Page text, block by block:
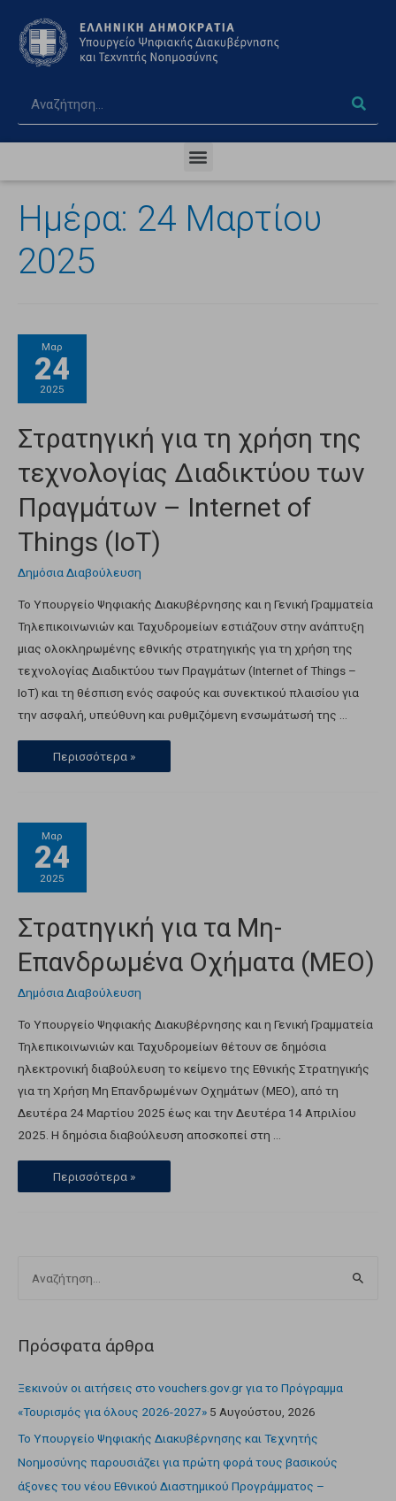
Ημέρα: 24 Μαρτίου
2025
Μαρ
24
2025
Στρατηγική για τη χρήση της
τεχνολογίας Διαδικτύου των
Πραγμάτων – Internet of
Things (IoT)
Δημόσια Διαβούλευση
Το Υπουργείο Ψηφιακής Διακυβέρνησης και η Γενική Γραμματεία
Τηλεπικοινωνιών και Ταχυδρομείων εστιάζουν στην ανάπτυξη
μιας ολοκληρωμένης εθνικής στρατηγικής για τη χρήση της
τεχνολογίας Διαδικτύου των Πραγμάτων (Internet of Things –
IoT) και τη θέσπιση ενός σαφούς και συνεκτικού πλαισίου για
την ασφαλή, υπεύθυνη και ρυθμιζόμενη ενσωμάτωσή της …
Περισσότερα »
Μαρ
24
2025
Στρατηγική για τα Μη-
Επανδρωμένα Οχήματα (ΜΕΟ)
Δημόσια Διαβούλευση
Το Υπουργείο Ψηφιακής Διακυβέρνησης και η Γενική Γραμματεία
Τηλεπικοινωνιών και Ταχυδρομείων θέτουν σε δημόσια
ηλεκτρονική διαβούλευση το κείμενο της Εθνικής Στρατηγικής
για τη Χρήση Μη Επανδρωμένων Οχημάτων (ΜΕΟ), από τη
Δευτέρα 24 Μαρτίου 2025 έως και την Δευτέρα 14 Απριλίου
2025. Η δημόσια διαβούλευση αποσκοπεί στη …
Περισσότερα »
Πρόσφατα άρθρα
Ξεκινούν οι αιτήσεις στο vouchers.gov.gr για το Πρόγραμμα
«Τουρισμός για όλους 2026-2027» 5 Αυγούστου, 2026
Το Υπουργείο Ψηφιακής Διακυβέρνησης και Τεχνητής
Νοημοσύνης παρουσιάζει για πρώτη φορά τους βασικούς
άξονες του νέου Εθνικού Διαστημικού Προγράμματος –